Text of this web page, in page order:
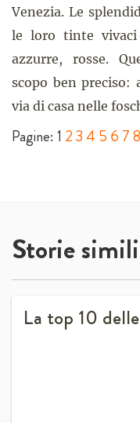
Venezia. Le
le loro tinte vivaci
azzurre, rosse.
scopo ben preciso:
via di casa nelle
Pagine: 1 234 5 678
Storie simili
La top 10